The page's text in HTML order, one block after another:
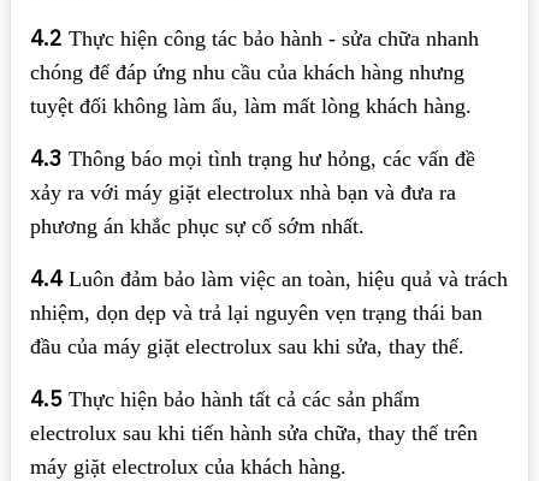
4.2 Thực hiện công tác bảo hành - sửa chữa nhanh
chóng để đáp ứng nhu cầu của khách hàng nhưng
tuyệt đối không làm ẩu, làm mất lòng khách hàng.
4.3 Thông báo mọi tình trạng hư hỏng, các vấn đề
xảy ra với máy giặt electrolux nhà bạn và đưa ra
phương án khắc phục sự cố sớm nhất.
4.4Luôn đảm bảo làm việc an toàn, hiệu quả và trách
nhiệm, dọn dẹp và trả lại nguyên vẹn trạng thái ban
đầu của máy giặt electrolux sau khi sửa, thay thế.
4.5 Thực hiện bảo hành tất cả các sản phẩm
electrolux sau khi tiến hành sửa chữa, thay thế trên
máy giặt electrolux của khách hàng.